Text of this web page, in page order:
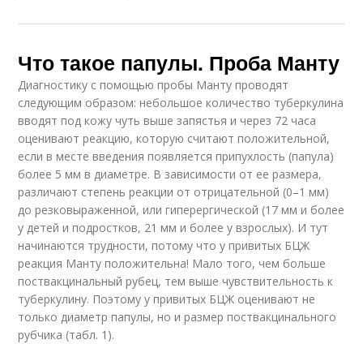
Что такое папулы. Проба Манту
Диагностику с помощью пробы Манту проводят
следующим образом: небольшое количество туберкулина
вводят под кожу чуть выше запястья и через 72 часа
оценивают реакцию, которую считают положительной,
если в месте введения появляется припухлость (папула)
более 5 мм в диаметре. В зависимости от ее размера,
различают степень реакции от отрицательной (0–1 мм)
до резковыраженной, или гиперергической (17 мм и более
у детей и подростков, 21 мм и более у взрослых). И тут
начинаются трудности, потому что у привитых БЦЖ
реакция Манту положительна! Мало того, чем больше
поствакцинальный рубец, тем выше чувствительность к
туберкулину. Поэтому у привитых БЦЖ оценивают не
только диаметр папулы, но и размер поствакцинального
рубчика (табл. 1).